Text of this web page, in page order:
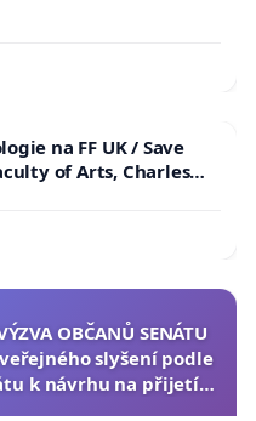
na FF UK / Save
of Arts, Charles
OBČANŮ SENÁTU
veřejného slyšení podle
k návrhu na přijetí